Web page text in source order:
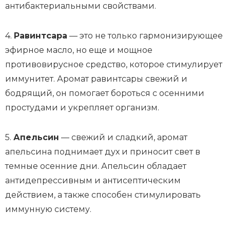
антибактериальными свойствами.
4. Равинтсара — это не только гармонизирующее
эфирное масло, но еще и мощное
противовирусное средство, которое стимулирует
иммунитет. Аромат равинтсары свежий и
бодрящий, он помогает бороться с осенними
простудами и укрепляет организм.
5. Апельсин — свежий и сладкий, аромат
апельсина поднимает дух и приносит свет в
темные осенние дни. Апельсин обладает
антидепрессивным и антисептическим
действием, а также способен стимулировать
иммунную систему.